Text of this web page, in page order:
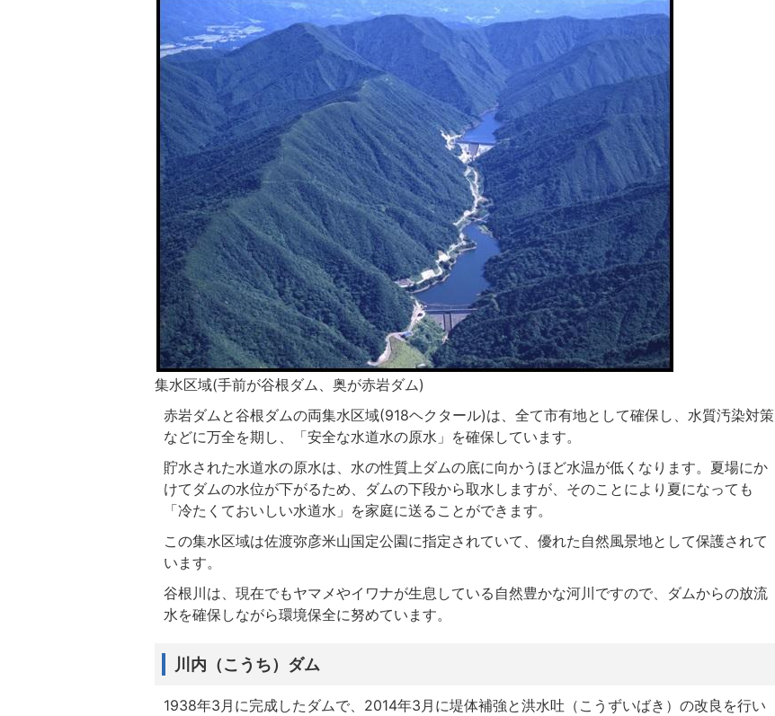
集水区域(手前が谷根ダム、奥が赤岩ダム)
赤岩ダムと谷根ダムの両集水区域(918ヘクタール)は、全て市有地として確保し、水質汚染対策
などに万全を期し、「安全な水道水の原水」を確保しています。
貯水された水道水の原水は、水の性質上ダムの底に向かうほど水温が低くなります。夏場にか
けてダムの水位が下がるため、ダムの下段から取水しますが、そのことにより夏になっても
「冷たくておいしい水道水」を家庭に送ることができます。
この集水区域は佐渡弥彦米山国定公園に指定されていて、優れた自然風景地として保護されて
います。
谷根川は、現在でもヤマメやイワナが生息している自然豊かな河川ですので、ダムからの放流
水を確保しながら環境保全に努めています。
川内（こうち）ダム
1938年3月に完成したダムで、2014年3月に堤体補強と洪水吐（こうずいばき）の改良を行い